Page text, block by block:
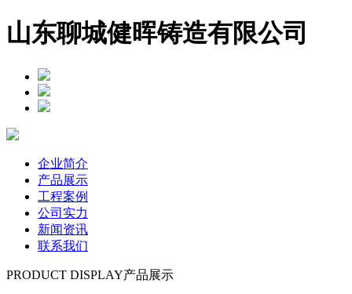
山东聊城健晖铸造有限公司
企业简介
产品展示
工程案例
公司实力
新闻资讯
联系我们
PRODUCT DISPLAY产品展示